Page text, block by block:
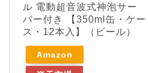
ル 電動超音波式神泡サー
バー付き 【350ml缶・ケー
ス・12本入】（ビール）
Amazon